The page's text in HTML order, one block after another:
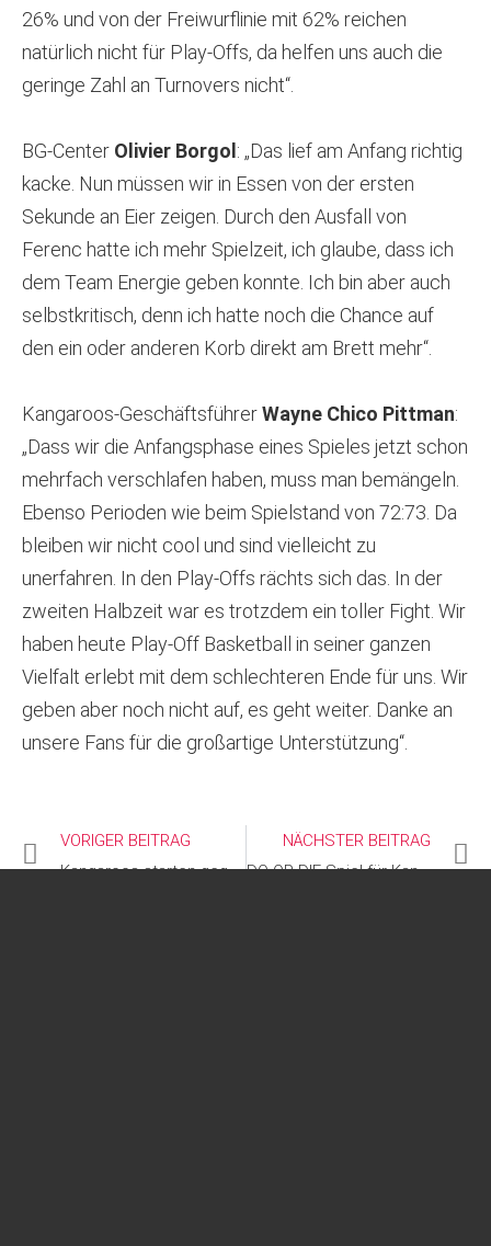
26% und von der Freiwurflinie mit 62% reichen
natürlich nicht für Play-Offs, da helfen uns auch die
geringe Zahl an Turnovers nicht“.
BG-Center Olivier Borgol : „Das lief am Anfang richtig
kacke. Nun müssen wir in Essen von der ersten
Sekunde an Eier zeigen. Durch den Ausfall von
Ferenc hatte ich mehr Spielzeit, ich glaube, dass ich
dem Team Energie geben konnte. Ich bin aber auch
selbstkritisch, denn ich hatte noch die Chance auf
den ein oder anderen Korb direkt am Brett mehr“.
Kangaroos-GeschäftsführerWayne Chico Pittman:
„Dass wir die Anfangsphase eines Spieles jetzt schon
mehrfach verschlafen haben, muss man bemängeln.
Ebenso Perioden wie beim Spielstand von 72:73. Da
bleiben wir nicht cool und sind vielleicht zu
unerfahren. In den Play-Offs rächts sich das. In der
zweiten Halbzeit war es trotzdem ein toller Fight. Wir
haben heute Play-Off Basketball in seiner ganzen
Vielfalt erlebt mit dem schlechteren Ende für uns. Wir
geben aber noch nicht auf, es geht weiter. Danke an
unsere Fans für die großartige Unterstützung“.
VORIGER BEITRAG
Kangaroos starten gegen Essen in die Play-Offs
NÄCHSTER BEITRAG
DO OR DIE Spiel für Kangaroos in Essen